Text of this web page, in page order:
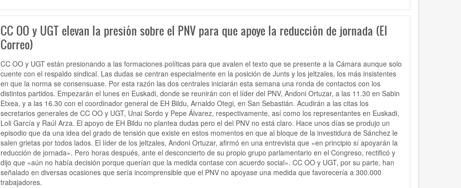
CC OO y UGT elevan la presión sobre el PNV para que apoye la reducción de jornada (El
Correo)
CC OO y UGT están presionando a las formaciones políticas para que avalen el texto que se presente a la Cámara aunque solo
cuente con el respaldo sindical. Las dudas se centran especialmente en la posición de Junts y los jeltzales, los más insistentes
en que la norma se consensuase. Por esta razón las dos centrales iniciarán esta semana una ronda de contactos con los
distintos partidos. Empezarán el lunes en Euskadi, donde se reunirán con el líder del PNV, Andoni Ortuzar, a las 11.30 en Sabin
Etxea, y a las 16.30 con el coordinador general de EH Bildu, Arnaldo Otegi, en San Sebastián. Acudirán a las citas los
secretarios generales de CC OO y UGT, Unai Sordo y Pepe Álvarez, respectivamente, así como los representantes en Euskadi,
Loli García y Raúl Arza. El apoyo de EH Bildu no plantea dudas pero el del PNV no está claro. Hace unos días se produjo un
episodio que da una idea del grado de tensión que existe en estos momentos en que al bloque de la investidura de Sánchez le
salen grietas por todos lados. El líder de los jeltzales, Andoni Ortuzar, afirmó en una entrevista que «en principio sí apoyarán la
reducción de jornada». Pero horas después, ante el desconcierto de su propio grupo parlamentario en el Congreso, rectificó y
dijo que «aún no había decisión porque querían que la medida contase con acuerdo social». CC OO y UGT, por su parte, han
señalado en diversas ocasiones que sería incomprensible que el PNV no apoyase una medida que favorecería a 300.000
trabajadores.